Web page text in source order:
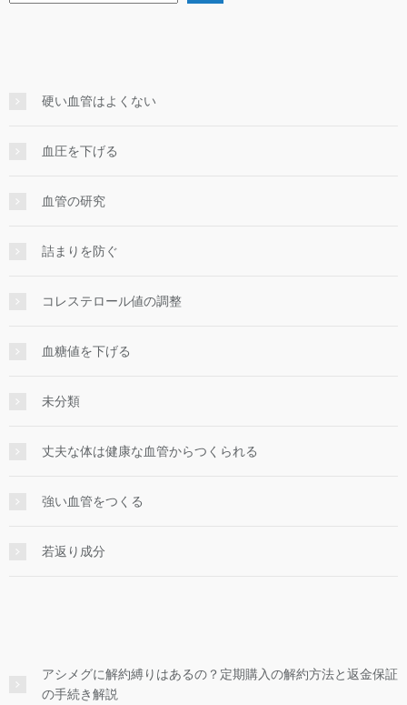
硬い血管はよくない
血圧を下げる
血管の研究
詰まりを防ぐ
コレステロール値の調整
血糖値を下げる
未分類
丈夫な体は健康な血管からつくられる
強い血管をつくる
若返り成分
アシメグに解約縛りはあるの？定期購入の解約方法と返金保証
の手続き解説